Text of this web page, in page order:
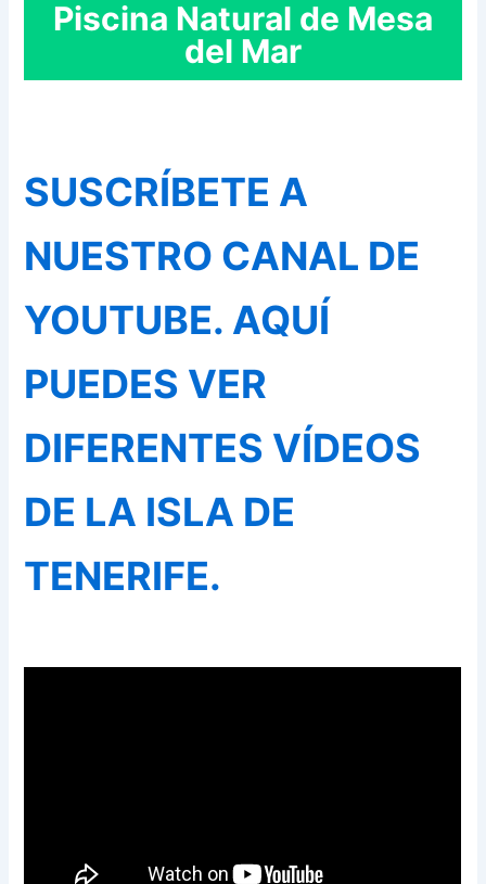
Piscina Natural de Mesa
del Mar
SUSCRÍBETE A
NUESTRO CANAL DE
YOUTUBE. AQUÍ
PUEDES VER
DIFERENTES VÍDEOS
DE LA ISLA DE
TENERIFE.